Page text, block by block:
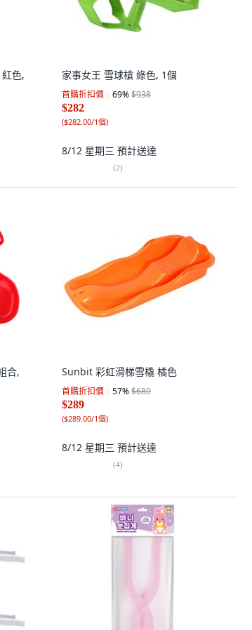
色,
家事女王 雪球槍 綠色, 1個
首購折扣價 69%$938
$282
($282.00/1個)
8/12 星期三 預計送達
(2)
合,
Sunbit 彩虹滑梯雪橇 橘色
首購折扣價 57%$680
$289
($289.00/1個)
8/12 星期三 預計送達
(4)